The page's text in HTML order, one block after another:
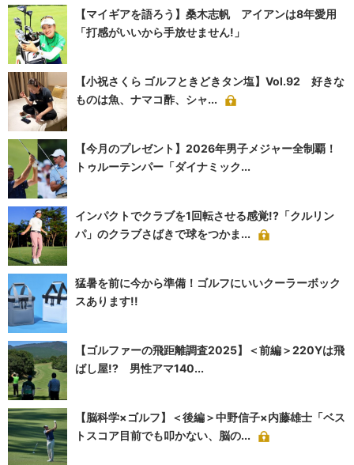
【マイギアを語ろう】桑木志帆 アイアンは8年愛用
「打感がいいから手放せません!」
【小祝さくら ゴルフときどきタン塩】Vol.92 好きな
ものは魚、ナマコ酢、シャ...
【今月のプレゼント】2026年男子メジャー全制覇！
トゥルーテンパー「ダイナミック...
インパクトでクラブを1回転させる感覚!?「クルリン
パ」のクラブさばきで球をつかま...
猛暑を前に今から準備！ゴルフにいいクーラーボック
スあります!!
【ゴルファーの飛距離調査2025】＜前編＞220Yは飛
ばし屋!? 男性アマ140...
【脳科学×ゴルフ】＜後編＞中野信子×内藤雄士「ベス
トスコア目前でも叩かない、脳の...